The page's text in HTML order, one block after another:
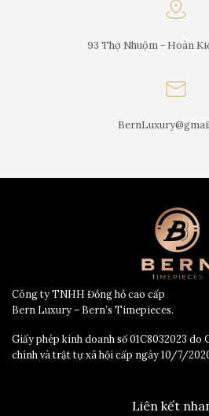
93 Thợ Nhuộm - Hoàn
Công ty TNHH Đồng hồ cao cấp
Bern Luxury – Bern’s Timepieces.
Giấy phép kinh doanh số 01C8032023 do
chính và trật tự xã hội cấp ngày 10/7/
Liên kết